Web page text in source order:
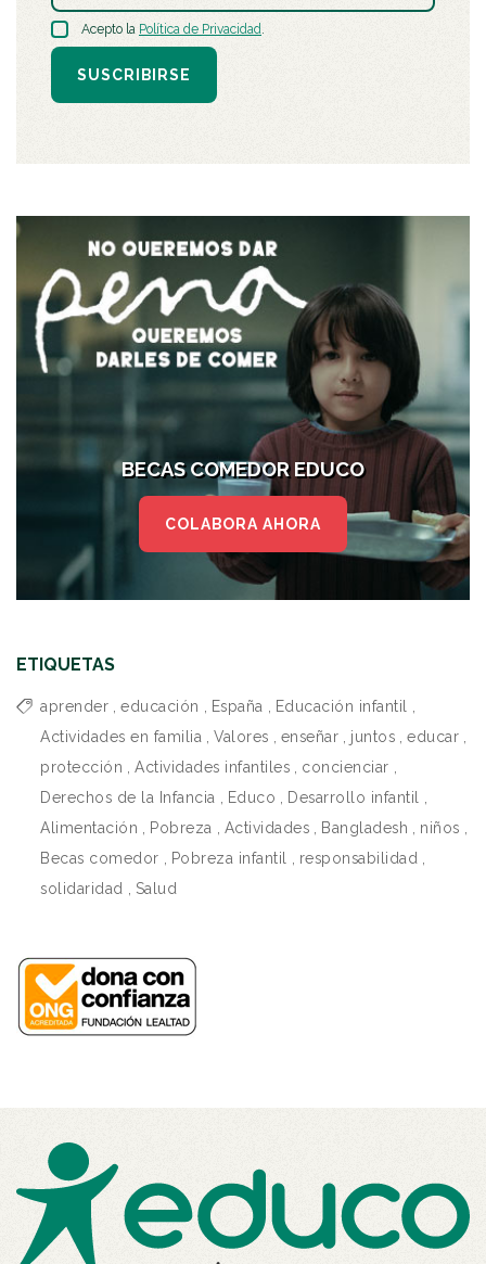
Acepto la Política de Privacidad.
SUSCRIBIRSE
BECAS COMEDOR EDUCO
COLABORA AHORA
ETIQUETAS
aprender , educación , España , Educación infantil ,
Actividades en familia , Valores , enseñar , juntos , educar ,
protección , Actividades infantiles , concienciar ,
Derechos de la Infancia , Educo , Desarrollo infantil ,
Alimentación , Pobreza , Actividades , Bangladesh , niños ,
Becas comedor , Pobreza infantil , responsabilidad ,
solidaridad , Salud